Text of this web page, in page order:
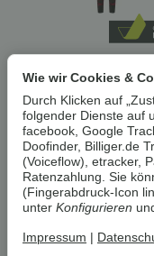
Kostüm für Jungen,
110/116, Ninja
B-Ware sehr gut
7,59 €
nur noch 1 verfügbar!
Wie wir Cookies &
Durch Klicken auf
folgender Dienste auf
facebook, Google
Doofinder, Billiger.de
(Voiceflow), etracker,
Ratenzahlung. Sie
(Fingerabdruck-Icon
unter Konfigurieren
Impressum